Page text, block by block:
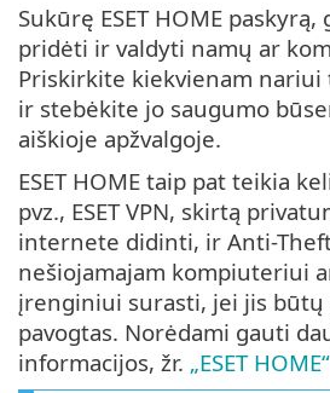
Sukūrę ESET HOME
pridėti ir valdyti namų ar
Priskirkite kiekvienam nariui
ir stebėkite jo saugumo
aiškioje apžvalgoje.
ESET HOME taip pat teikia
pvz., ESET VPN, skirtą
internete didinti, ir Anti-
nešiojamajam kompiuteriui
įrenginiui surasti, jei jis būtų
pavogtas. Norėdami gauti
informacijos, žr. „ESET